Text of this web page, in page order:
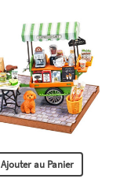
Ajouter au Panier